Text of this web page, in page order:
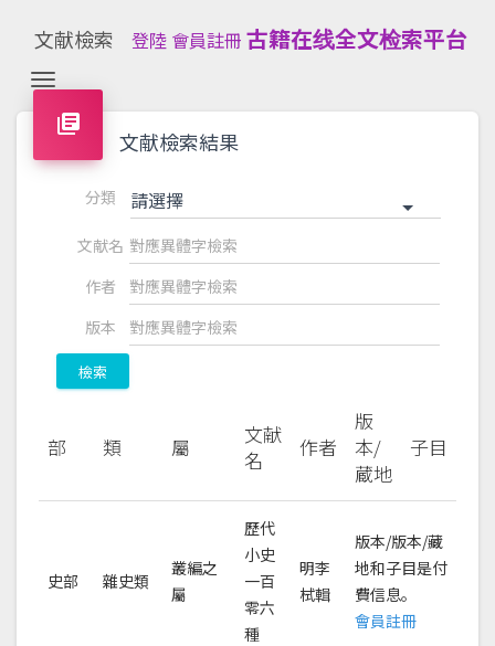
文献檢索 登陸 會員註冊 古籍在线全文检索平台
Toggle navigation
library_books
文献檢索結果
分類 請選擇
文献名
作者
版本
檢索
部 類 屬
文献
名
作者
版
本/
蔵地
子目
史部 雜史類
叢編之
屬
歷代
小史
一百
零六
種
明李
栻輯
版本/版本/藏
地和子目是付
費信息。
會員註冊